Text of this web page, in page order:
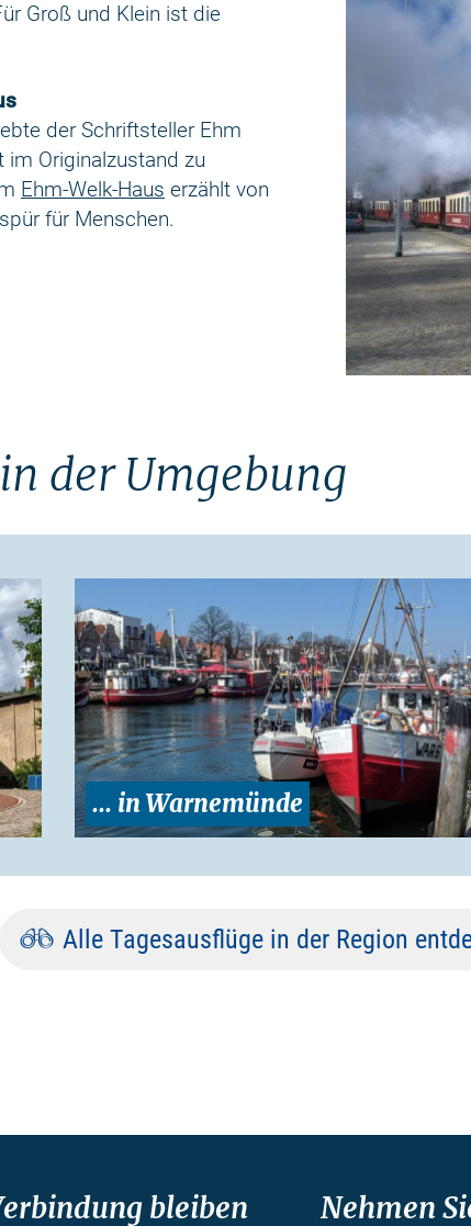
Groß und Klein ist die
der Schriftsteller Ehm
Originalzustand zu
Ehm-Welk-Haus erzählt von
für Menschen.
der Umgebung
... in Warnemünde
Alle Tagesausflüge in der Region
bleiben
Nehmen